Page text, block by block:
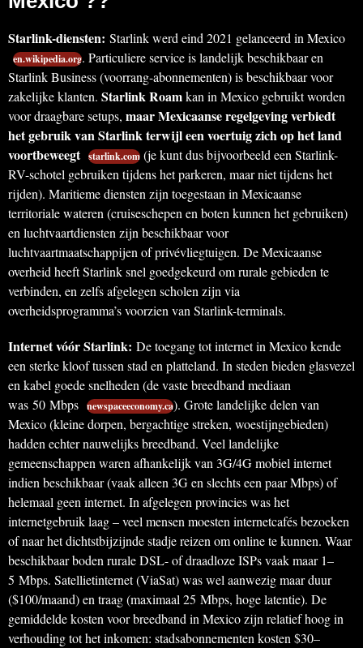
Starlink-diensten: Starlink werd eind 2021 gelanceerd in Mexico
en.wikipedia.org. Particuliere service is landelijk beschikbaar en
Starlink Business (voorrang-abonnementen) is beschikbaar voor
zakelijke klanten. Starlink Roamkan in Mexico gebruikt worden
voor draagbare setups, maar Mexicaanse regelgeving verbiedt
het gebruik van Starlink terwijl een voertuig zich op het land
voortbeweegt starlink.com (je kunt dus bijvoorbeeld een Starlink-
RV-schotel gebruiken tijdens het parkeren, maar niet tijdens het
rijden). Maritieme diensten zijn toegestaan in Mexicaanse
territoriale wateren (cruiseschepen en boten kunnen het gebruiken)
en luchtvaartdiensten zijn beschikbaar voor
luchtvaartmaatschappijen of privévliegtuigen. De Mexicaanse
overheid heeft Starlink snel goedgekeurd om rurale gebieden te
verbinden, en zelfs afgelegen scholen zijn via
overheidsprogramma’s voorzien van Starlink-terminals.
Internet vóór Starlink: De toegang tot internet in Mexico kende
een sterke kloof tussen stad en platteland. In steden bieden glasvezel
en kabel goede snelheden (de vaste breedband mediaan
was 50 Mbps newspaceeconomy.ca). Grote landelijke delen van
Mexico (kleine dorpen, bergachtige streken, woestijngebieden)
hadden echter nauwelijks breedband. Veel landelijke
gemeenschappen waren afhankelijk van 3G/4G mobiel internet
indien beschikbaar (vaak alleen 3G en slechts een paar Mbps) of
helemaal geen internet. In afgelegen provincies was het
internetgebruik laag – veel mensen moesten internetcafés bezoeken
of naar het dichtstbijzijnde stadje reizen om online te kunnen. Waar
beschikbaar boden rurale DSL- of draadloze ISPs vaak maar 1–
5 Mbps. Satellietinternet (ViaSat) was wel aanwezig maar duur
($100/maand) en traag (maximaal 25 Mbps, hoge latentie). De
gemiddelde kosten voor breedband in Mexico zijn relatief hoog in
verhouding tot het inkomen: stadsabonnementen kosten $30–